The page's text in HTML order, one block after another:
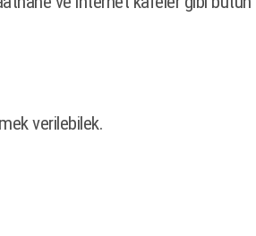
verilebilek.